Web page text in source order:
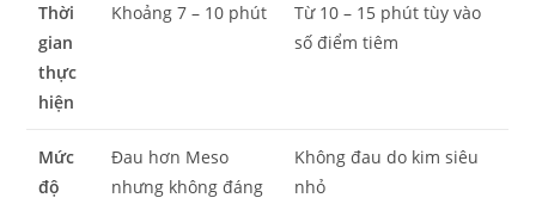
Thời
gian
thực
hiện
Khoảng 7 – 10 phút
Từ 10 – 15 phút tùy vào
số điểm tiêm
Mức
độ
Đau hơn Meso
nhưng không đáng
Không đau do kim siêu
nhỏ